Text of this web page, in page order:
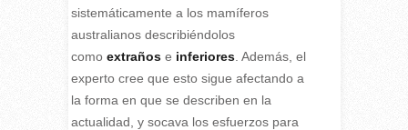
sistemáticamente a los mamíferos
australianos describiéndolos
como extrañose inferiores. Además, el
experto cree que esto sigue afectando a
la forma en que se describen en la
actualidad, y socava los esfuerzos para